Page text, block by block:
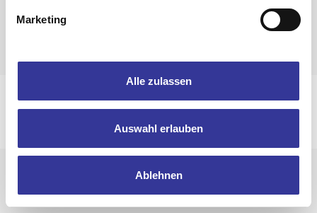
Marketing
Alle zulassen
Auswahl erlauben
Ablehnen